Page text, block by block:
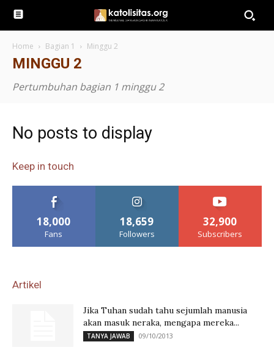
Home Bagian 1 Minggu 2
MINGGU 2
Pertumbuhan bagian 1 minggu 2
No posts to display
Keep in touch
18,000
Fans
18,659
Followers
32,900
Subscribers
Artikel
Jika Tuhan sudah tahu sejumlah manusia
akan masuk neraka, mengapa mereka...
TANYA JAWAB 09/10/2013